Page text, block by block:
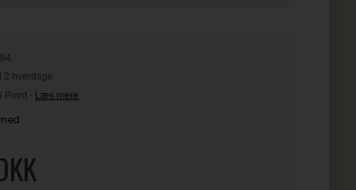
2 hverdage
Point - Læs mere